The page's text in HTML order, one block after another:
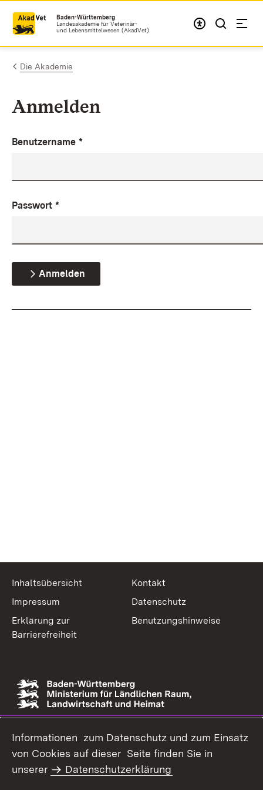
Zum Inhalt springen
Baden-Württemberg
Landesakademie für Veterinär-
und Lebensmittelwesen (AkadVet)
Die Akademie
Anmelden
Benutzername *
Passwort *
Anmelden
Link zur Website des Ministeriums
Inhaltsübersicht
Kontakt
Impressum
Datenschutz
Erklärung zur
Barrierefreiheit
Benutzungshinweise
Informationen zum Datenschutz und zum Einsatz
von Cookies auf dieser Seite finden Sie in
unserer
Datenschutzerklärung